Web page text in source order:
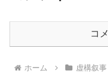
コ
ホーム 虚構叙事